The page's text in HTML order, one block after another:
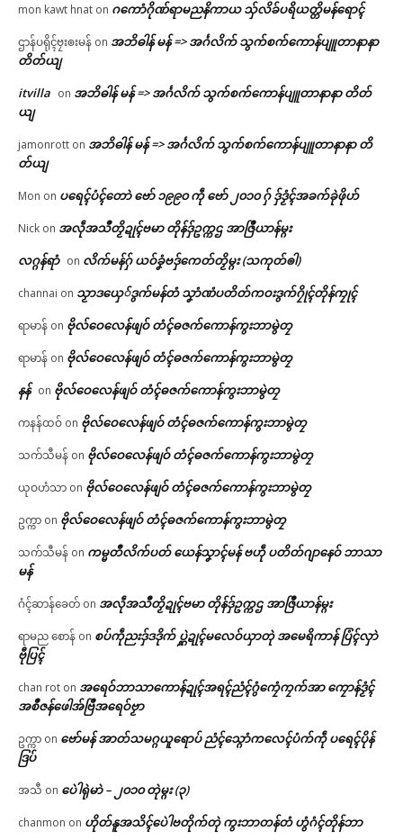
mon kawt hnat on ဂကောံဂိုဏ်ရာမညနိကာယ သှ်လိခ်ပရိယတ္တိမန်ရောၚ်
ဌာန်ပရိုၚ်ဗၠးၜးမန် on အဘိဓါန် မန် => အၚ်္ဂလိက် သွက်စက်ကောန်ပျူတာနာနာ
တိတ်ယျ
itvilla on အဘိဓါန် မန် => အၚ်္ဂလိက် သွက်စက်ကောန်ပျူတာနာနာ တိတ်
ယျ
jamonrott on အဘိဓါန် မန် => အၚ်္ဂလိက် သွက်စက်ကောန်ပျူတာနာနာ တိ
တ်ယျ
Mon on ပရေၚ်ပံၚ်တောဲ ဗော် ၁၉၉၀ ကဵု ဗော် ၂၀၁၀ ဂှ် ဒှ်ဒၟံၚ်အခက်ခုဲဖိုဟ်
Nick on အလဵုအသဳတၟိဍုၚ်ဗမာ တိုန်ဒှ်ဥက္ကဌ အာဇြဳယာန်မ္ဂး
လဂ္ဂန်ရာံ on လိက်မန်ဂှ် ယဝ်ခၞံဗဒှ်ကေတ်တၟိမ္ဂး (သကုတ်ၜါ)
channai on သၟာဒယှေ်ဒွက်မန်တံ သၞာံဏံပတိတ်ကဝးဒွက်ဂၠိုၚ်တိုန်ကၠုၚ်
ရာမာန် on ဗိုလ်ဝေလေန်ဖျဝ် တံၚ်ဓဇက်ကောန်ကွးဘာမွဲတၠ
ရာမာန် on ဗိုလ်ဝေလေန်ဖျဝ် တံၚ်ဓဇက်ကောန်ကွးဘာမွဲတၠ
နန် on ဗိုလ်ဝေလေန်ဖျဝ် တံၚ်ဓဇက်ကောန်ကွးဘာမွဲတၠ
ကနန်ထဝ် on ဗိုလ်ဝေလေန်ဖျဝ် တံၚ်ဓဇက်ကောန်ကွးဘာမွဲတၠ
သက်သီမန် on ဗိုလ်ဝေလေန်ဖျဝ် တံၚ်ဓဇက်ကောန်ကွးဘာမွဲတၠ
ယုဝဟံသာ on ဗိုလ်ဝေလေန်ဖျဝ် တံၚ်ဓဇက်ကောန်ကွးဘာမွဲတၠ
ဥက္ကာ on ဗိုလ်ဝေလေန်ဖျဝ် တံၚ်ဓဇက်ကောန်ကွးဘာမွဲတၠ
သက်သီမန် on ကမ္မတဳလိက်ပတ် ယေန်သၞာၚ်မန် ဗဟဵု ပတိတ်ဂျာနေဝ် ဘာသာ
မန်
ဂံၚ်ဆာန်ခေတ် on အလဵုအသဳတၟိဍုၚ်ဗမာ တိုန်ဒှ်ဥက္ကဌ အာဇြဳယာန်မ္ဂး
ရာမည စောန် on စပ်ကဵုညးဒှ်ဒဒိုက် ပ္ဋဲဍုၚ်မလေဝ်ယှာတုဲ အမေရိကာန် ပြံၚ်လှာဲ
ဗီုပြၚ်
chan rot on အရေဝ်ဘာသာကောန်ဍုၚ်အရၚ်ညံၚ်ဂွံကၠေံကၠက်အာ ကၠောန်ဒၟံၚ်
အစဳဇန်ဖေါအ်ဗြဳအရေဝ်ဗၟာ
ဥက္ကာ on ဗော်မန် အာတ်သမဂ္ဂယူရောပ် ညံၚ်သ္ဂောံကလေၚ်ပံက်ကဵု ပရေၚ်ပိုန်
ဒြပ်
အသီ on ပေဲါရုဲမာဲ – ၂၀၁၀ တုဲမ္ဂး (၃)
chanmon on ဟိုတ်နူအသိၚ်ပေဲါဗတိုက်တုဲ ကွးဘာတန်တံ ဟွံဂံၚ်တိုန်ဘာ